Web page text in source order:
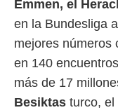
Emmen, el
en la Bundesliga
mejores números
en 140
más de 17
Besiktas turco, el